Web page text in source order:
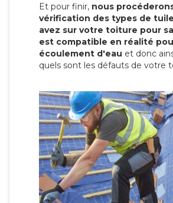
Et pour finir, nous
vérification des types de
avez sur votre toiture pour
est compatible en réalité
écoulement d'eau et donc
quels sont les défauts de votre